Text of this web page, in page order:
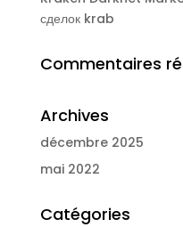
сделок krab
Commentaires
Archives
décembre 2025
mai 2022
Catégories